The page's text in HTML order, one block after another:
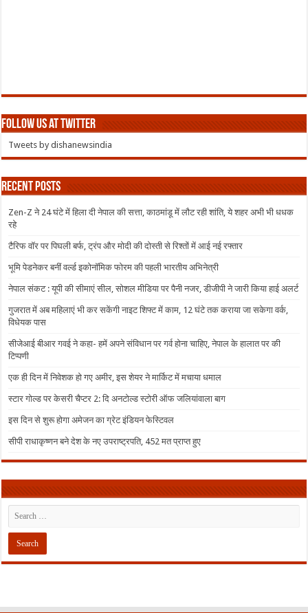
Follow us at Twitter
Tweets by dishanewsindia
Recent Posts
Zen-Z ने 24 घंटे में हिला दी नेपाल की सत्ता, काठमांडू में लौट रही शांति, ये शहर अभी भी धधक
रहे
टैरिफ वॉर पर पिघली बर्फ, ट्रंप और मोदी की दोस्ती से रिश्तों में आई नई रफ्तार
भूमि पेडनेकर बनीं वर्ल्ड इकोनॉमिक फोरम की पहली भारतीय अभिनेत्री
नेपाल संकट : यूपी की सीमाएं सील, सोशल मीडिया पर पैनी नजर, डीजीपी ने जारी किया हाई अलर्ट
गुजरात में अब महिलाएं भी कर सकेंगी नाइट शिफ्ट में काम, 12 घंटे तक कराया जा सकेगा वर्क,
विधेयक पास
सीजेआई बीआर गवई ने कहा- हमें अपने संविधान पर गर्व होना चाहिए, नेपाल के हालात पर की
टिप्पणी
एक ही दिन में निवेशक हो गए अमीर, इस शेयर ने मार्किट में मचाया धमाल
स्टार गोल्ड पर केसरी चैप्टर 2: दि अनटोल्ड स्टोरी ऑफ जलियांवाला बाग
इस दिन से शुरू होगा अमेजन का ग्रेट इंडियन फेस्टिवल
सीपी राधाकृष्णन बने देश के नए उपराष्ट्रपति, 452 मत प्राप्त हुए